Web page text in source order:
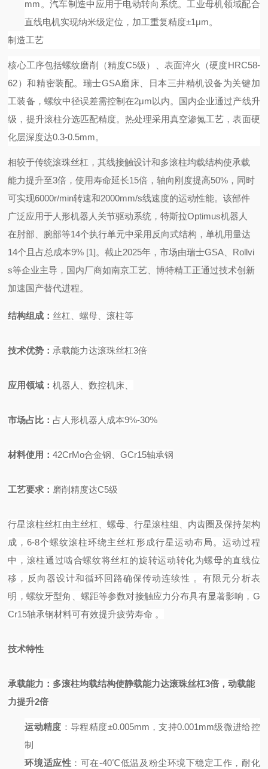
mm。汽车制造中应用于电动转向系统。工业母机领域配合
直线电机实现纳米级定位，加工重复精度±1μm。
制造工艺
核心工序包括螺纹磨削（精度C5级）、表面淬火（硬度HRC58-
62）和精密装配。瑞士GSA磨床、日本三井精机设备为关键加
工装备，螺纹中径误差需控制在2μm以内。国内企业通过产线升
级，提升滚柱分选匹配精度。热处理采用真空渗氮工艺，表面硬
化层深度达0.3-0.5mm。
相较于传统滚珠丝杠，其线接触设计和多滚柱均载结构使承载
能力提升至3倍，使用寿命延长15倍，轴向刚度提高50%，同时
可实现6000r/min转速和2000mm/s线速度的运动性能。该部件
广泛应用于人形机器人关节驱动系统，特斯拉Optimus机器人
在肘部、腕部等14个执行单元中采用反向式结构，单机用量达
14个且占总成本9% [1]。截止2025年，市场由瑞士GSA、Rollvi
s等企业主导，国内厂商如南京工艺、博特精工正通过技术创新
加速国产替代进程。
结构组成 ：丝杠、螺母、滚柱等
技术优势 ： 承载能力达滚珠丝杠3倍
应用领域 ：机器人、数控机床、
市场占比 ： 占人形机器人成本9%-30%
材料使用：42CrMo合金钢、GCr15轴承钢
工艺要求 ： 磨削精度达C5级
行星滚柱丝杠由主丝杠、螺母、行星滚柱组、内齿圈及保持架构
成，6-8个螺纹滚柱环绕主丝杠形成行星运动布局。运动过程
中，滚柱通过啮合螺纹将丝杠的旋转运动转化为螺母的直线位
移，反向器设计和循环回路确保传动连续性 。有限元分析表
明，螺纹牙型角、螺距等参数对接触应力分布具有显著影响， G
Cr15轴承钢材料可有效提升疲劳寿命 。
技术特性
承载能力 ：多滚柱均载结构使静载能力达滚珠丝杠3倍，动载能
力提升2倍
运动精度 ：导程精度±0.005mm，支持0.001mm级微进给控
制
环境适应性 ：可在-40℃低温及粉尘环境下稳定工作，耐化